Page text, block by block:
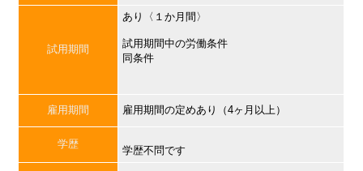
試用期間
あり〈１か月間〉
試用期間中の労働条件
同条件
雇用期間 雇用期間の定めあり（4ヶ月以上）
学歴
学歴不問です